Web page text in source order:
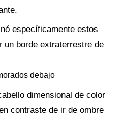
específicamente estos
un borde extraterrestre de
debajo
dimensional de color
contraste de ir de ombre